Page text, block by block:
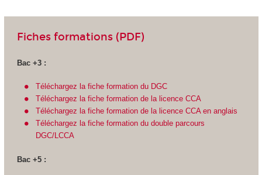
Fiches formations (PDF)
Bac +3 :
Téléchargez la fiche formation du DGC
Téléchargez la fiche formation de la licence CCA
Téléchargez la fiche formation de la licence CCA en anglais
Téléchargez la fiche formation du double parcours
DGC/LCCA
Bac +5 :